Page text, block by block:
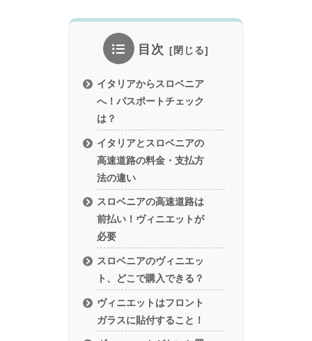
目次
イタリアからスロベニア
へ！パスポートチェック
は？
イタリアとスロベニアの
高速道路の料金・支払方
法の違い
スロベニアの高速道路は
前払い！ヴィニエットが
必要
スロベニアのヴィニエッ
ト、どこで購入できる？
ヴィニエットはフロント
ガラスに貼付すること！